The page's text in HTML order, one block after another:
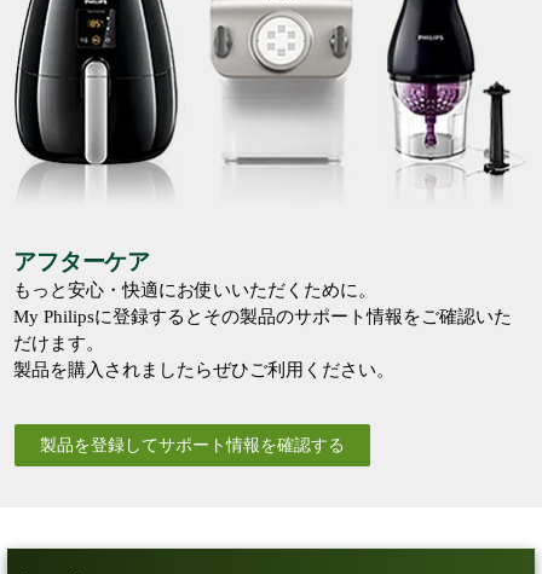
アフターケア
もっと安心・快適にお使いいただくために。
My Philipsに登録するとその製品のサポート情報をご確認いた
だけます。
製品を購入されましたらぜひご利用ください。
製品を登録してサポート情報を確認する